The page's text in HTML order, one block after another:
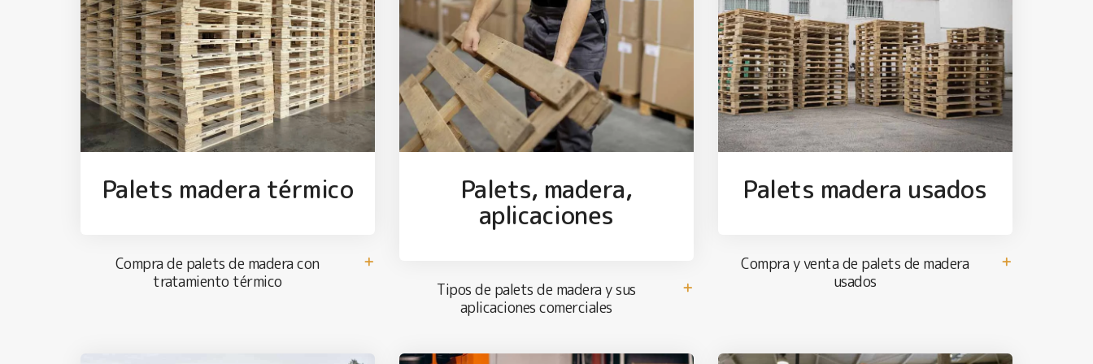
Palets madera térmico
Compra de palets de madera con
tratamiento térmico
Palets, madera,
aplicaciones
Tipos de palets de madera y sus
aplicaciones comerciales
Palets madera usados
Compra y venta de palets de madera
usados